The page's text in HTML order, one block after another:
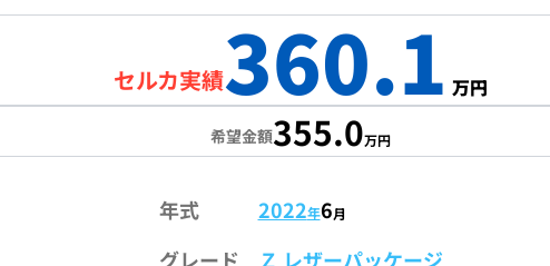
セルカ実績360.1 万円
希望金額355.0万円
年式 2022年6月
グレード
Ｚ レザーパッケージ